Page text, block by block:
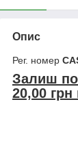
Опис
Рег. номер
Залиш
20,00